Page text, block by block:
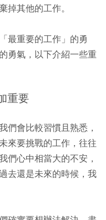
掉其他的工作。
最重要的工作」的勇
勇氣，以下介紹一些重
重要
們會比較習慣且熟悉，
來要挑戰的工作，往往
們心中相當大的不安，
去還是未來的時候，我